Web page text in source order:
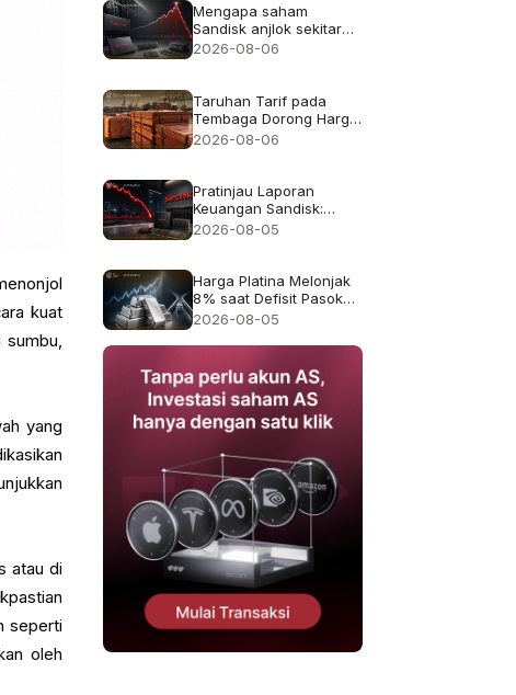
kuat
sumbu,
yang
atau di
seperti
oleh
Mengapa saham
Sandisk anjlok sekitar
13% meskipun
2026-08-06
Taruhan Tarif pada
Tembaga Dorong Harga
Tembaga ke Rekor
2026-08-06
Pratinjau Laporan
Keuangan Sandisk:
Apakah Pertumbuhan
pada Juli?
2026-08-05
Harga Platina Melonjak
8% saat Defisit Pasokan
2026 Kembali Menjadi
2026-08-05